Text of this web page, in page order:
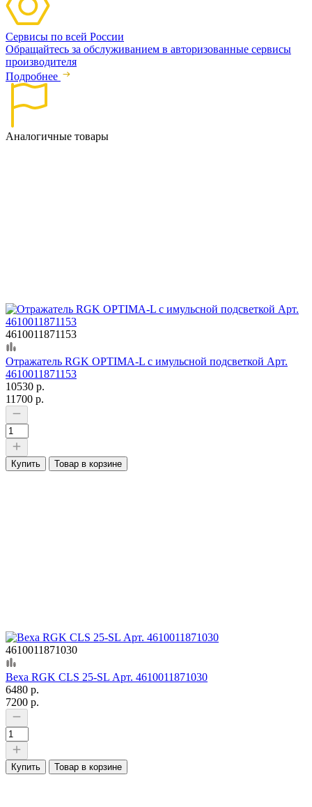
Сервисы по всей России
Обращайтесь за обслуживанием в авторизованные сервисы
производителя
Подробнее
Аналогичные товары
4610011871153
Отражатель RGK OPTIMA-L с имульсной подсветкой Арт.
4610011871153
10530 р.
11700 р.
Купить Товар в корзине
4610011871030
Веха RGK CLS 25-SL Арт. 4610011871030
6480 р.
7200 р.
Купить Товар в корзине